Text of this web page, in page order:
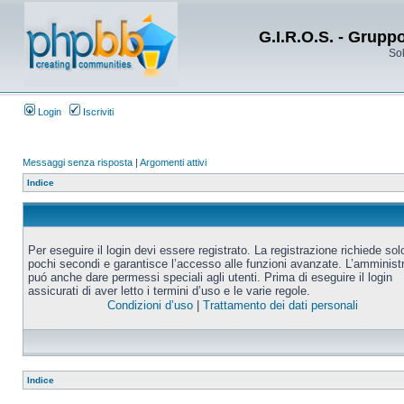
G.I.R.O.S. -
Login Iscriviti
Messaggi senza risposta | Argomenti attivi
Indice
Per eseguire il login devi essere registrato. La registrazione richiede
pochi secondi e garantisce l’accesso alle funzioni avanzate.
puó anche dare permessi speciali agli utenti. Prima di eseguire il login
assicurati di aver letto i termini d’uso e le varie regole.
Condizioni d’uso| Trattamento dei dati personali
Indice